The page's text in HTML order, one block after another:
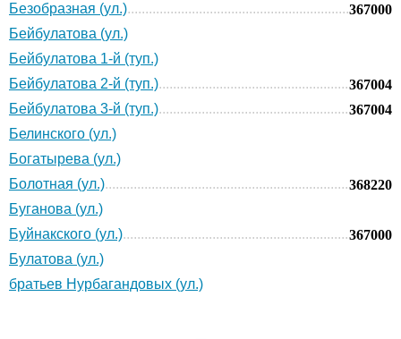
Безобразная (ул.)
367000
Бейбулатова (ул.)
Бейбулатова 1-й (туп.)
Бейбулатова 2-й (туп.)
367004
Бейбулатова 3-й (туп.)
367004
Белинского (ул.)
Богатырева (ул.)
Болотная (ул.)
368220
Буганова (ул.)
Буйнакского (ул.)
367000
Булатова (ул.)
братьев Нурбагандовых (ул.)